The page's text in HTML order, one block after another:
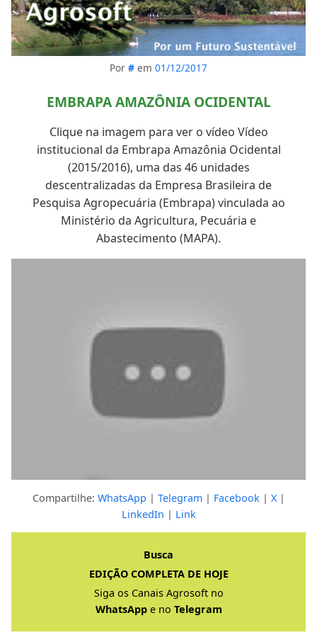
Por # em 01/12/2017
EMBRAPA AMAZÔNIA OCIDENTAL
Clique na imagem para ver o vídeo Vídeo
institucional da Embrapa Amazônia Ocidental
(2015/2016), uma das 46 unidades
descentralizadas da Empresa Brasileira de
Pesquisa Agropecuária (Embrapa) vinculada ao
Ministério da Agricultura, Pecuária e
Abastecimento (MAPA).
Clique para ver a resposta completa
Compartilhe: WhatsApp | Telegram| Facebook | X|
LinkedIn | Link
Busca
EDIÇÃO COMPLETA DE HOJE
Siga os Canais Agrosoft no
WhatsAppe no Telegram